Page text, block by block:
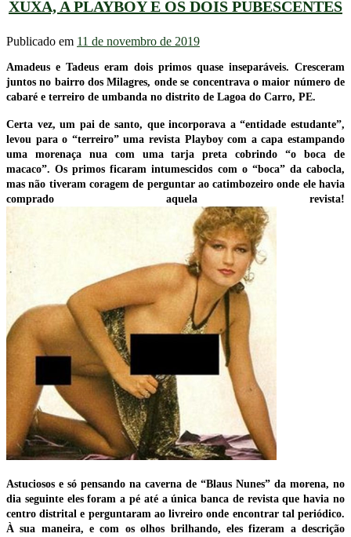
XUXA, A PLAYBOY E OS DOIS PUBESCENTES
Publicado em 11 de novembro de 2019
Amadeus e Tadeus eram dois primos quase inseparáveis. Cresceram
juntos no bairro dos Milagres, onde se concentrava o maior número de
cabaré e terreiro de umbanda no distrito de Lagoa do Carro, PE.
Certa vez, um pai de santo, que incorporava a “entidade estudante”,
levou para o “terreiro” uma revista Playboy com a capa estampando
uma morenaça nua com uma tarja preta cobrindo “o boca de
macaco”. Os primos ficaram intumescidos com o “boca” da cabocla,
mas não tiveram coragem de perguntar ao catimbozeiro onde ele havia
comprado aquela revista!
Astuciosos e só pensando na caverna de “Blaus Nunes” da morena, no
dia seguinte eles foram a pé até a única banca de revista que havia no
centro distrital e perguntaram ao livreiro onde encontrar tal periódico.
À sua maneira, e com os olhos brilhando, eles fizeram a descrição